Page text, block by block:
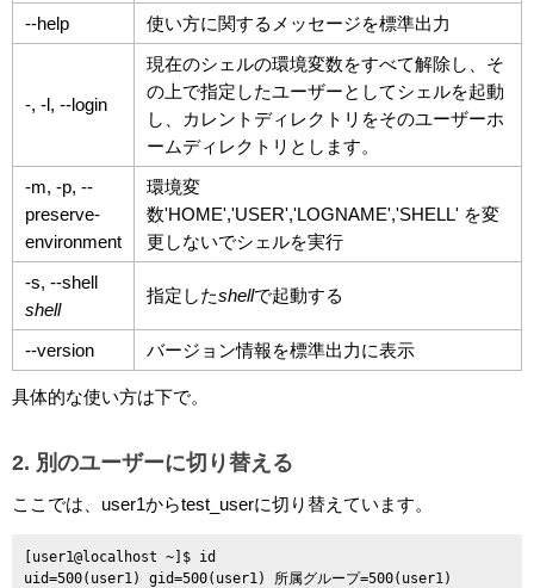
--help 使い方に関するメッセージを標準出力
-, -l, --login
現在のシェルの環境変数をすべて解除し、そ
の上で指定したユーザーとしてシェルを起動
し、カレントディレクトリをそのユーザーホ
ームディレクトリとします。
-m, -p, --
preserve-
environment
環境変
数'HOME','USER','LOGNAME','SHELL' を変
更しないでシェルを実行
-s, --shell
shell
指定したshellで起動する
--version バージョン情報を標準出力に表示
具体的な使い方は下で。
2. 別のユーザーに切り替える
ここでは、user1からtest_userに切り替えています。
[user1@localhost ~]$ id
uid=500(user1) gid=500(user1) 所属グループ=500(user1)